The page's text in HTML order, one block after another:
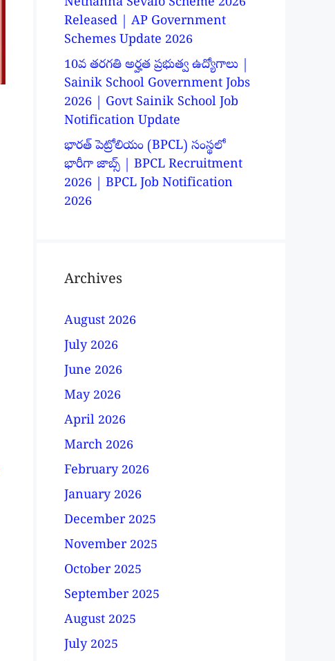
Released | AP Government
Schemes Update 2026
10వ తరగతి అర్హత ప్రభుత్వ ఉద్యోగాలు |
Sainik School Government Jobs
2026 | Govt Sainik School Job
Notification Update
భారత్ పెట్రోలియం (BPCL) సంస్థలో
భారీగా జాబ్స్ | BPCL Recruitment
2026 | BPCL Job Notification
2026
Archives
August 2026
July 2026
June 2026
May 2026
April 2026
March 2026
February 2026
January 2026
December 2025
November 2025
October 2025
September 2025
August 2025
July 2025